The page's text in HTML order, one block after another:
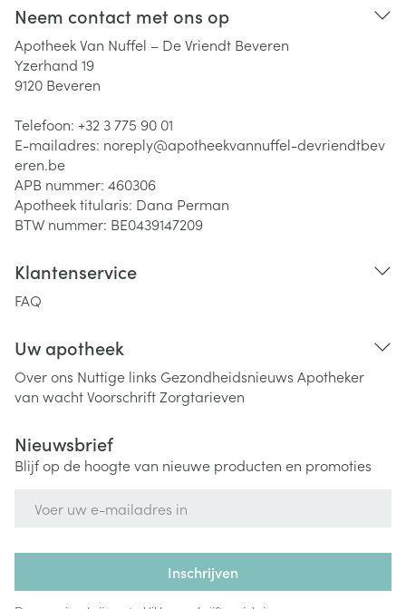
Neem contact met ons op
Apotheek Van Nuffel – De Vriendt Beveren
Yzerhand 19
9120 Beveren
Telefoon: +32 3 775 90 01
E-mailadres: noreply@apotheekvannuffel-devriendtbev
eren.be
APB nummer: 460306
Apotheek titularis: Dana Perman
BTW nummer: BE0439147209
Klantenservice
FAQ
Uw apotheek
Over ons Nuttige links Gezondheidsnieuws Apotheker
van wachtVoorschriftZorgtarieven
Nieuwsbrief
Blijf op de hoogte van nieuwe producten en promoties
Inschrijven